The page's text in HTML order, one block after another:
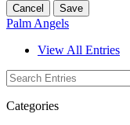
Cancel Save
Palm Angels
View All Entries
Categories